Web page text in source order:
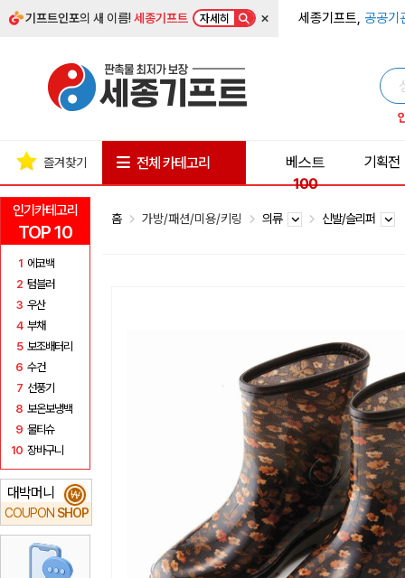
기프트인포의 새 이름!세종기프트 자세히 × 세종기프트, 공공기
인기카테고리
TOP 10
1 에코백
2 텀블러
3 우산
4 부채
5 보조배터리
6 수건
7 선풍기
8 보온보냉백
9 물티슈
10 장바구니
대박머니
COUPON SHOP
₩
즐겨찾기 전체 카테고리
베스트
100
기획전
홈 가방/패션/미용/키링 의류 신발/슬리퍼